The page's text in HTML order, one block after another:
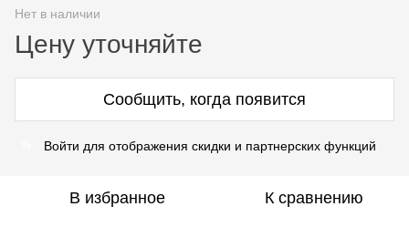
Нет в наличии
Цену уточняйте
Сообщить, когда появится
Войти для отображения скидки и партнерских функций
В избранное К сравнению